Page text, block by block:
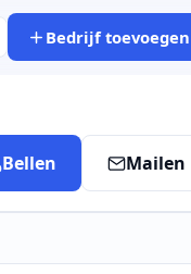
Bedrijf toevoegen
Bellen Mailen